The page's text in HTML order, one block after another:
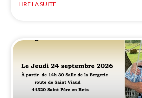
LIRE LA SUITE